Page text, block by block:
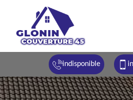
indisponible